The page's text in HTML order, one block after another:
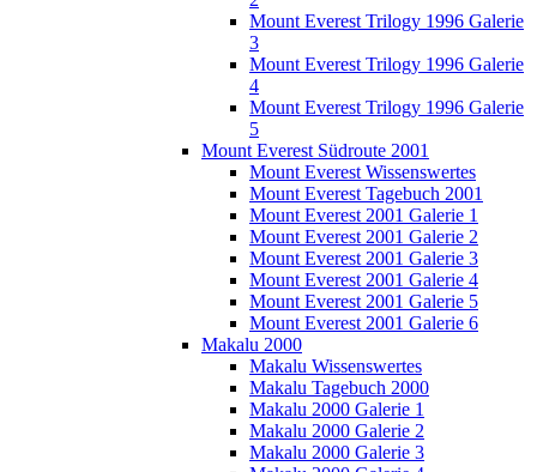
Mount Everest Trilogy 1996 Galerie
3
Mount Everest Trilogy 1996 Galerie
4
Mount Everest Trilogy 1996 Galerie
5
Mount Everest Südroute 2001
Mount Everest Wissenswertes
Mount Everest Tagebuch 2001
Mount Everest 2001 Galerie 1
Mount Everest 2001 Galerie 2
Mount Everest 2001 Galerie 3
Mount Everest 2001 Galerie 4
Mount Everest 2001 Galerie 5
Mount Everest 2001 Galerie 6
Makalu 2000
Makalu Wissenswertes
Makalu Tagebuch 2000
Makalu 2000 Galerie 1
Makalu 2000 Galerie 2
Makalu 2000 Galerie 3